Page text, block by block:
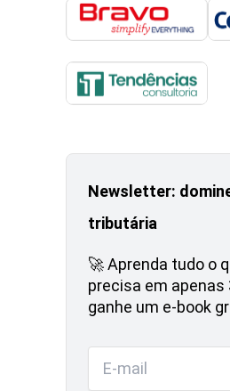
Newsletter:
tributária
🚀 Aprenda tudo o
precisa em apenas
ganhe um e-book